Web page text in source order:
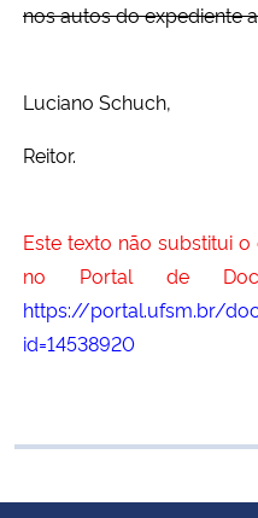
nos autos do expediente
Luciano Schuch,
Reitor.
Este texto não substitui
no Portal de
https://portal.ufsm.br/
id=14538920